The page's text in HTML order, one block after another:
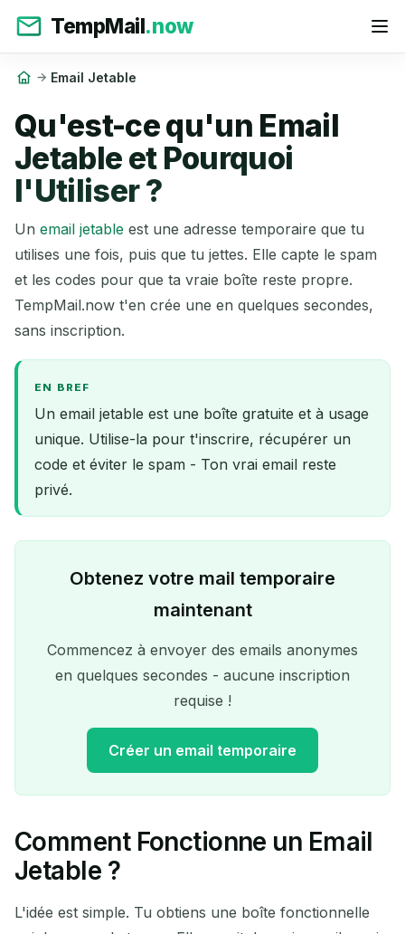
TempMail.now
Email Jetable
Qu'est-ce qu'un Email
Jetable et Pourquoi
l'Utiliser ?
Un email jetable est une adresse temporaire que tu
utilises une fois, puis que tu jettes. Elle capte le spam
et les codes pour que ta vraie boîte reste propre.
TempMail.now t'en crée une en quelques secondes,
sans inscription.
EN BREF
Un email jetable est une boîte gratuite et à usage
unique. Utilise-la pour t'inscrire, récupérer un
code et éviter le spam - Ton vrai email reste
privé.
Obtenez votre mail temporaire
maintenant
Commencez à envoyer des emails anonymes
en quelques secondes - aucune inscription
requise !
Créer un email temporaire
Votre adresse e-mail
Comment Fonctionne un Email
Jetable ?
L'idée est simple. Tu obtiens une boîte fonctionnelle